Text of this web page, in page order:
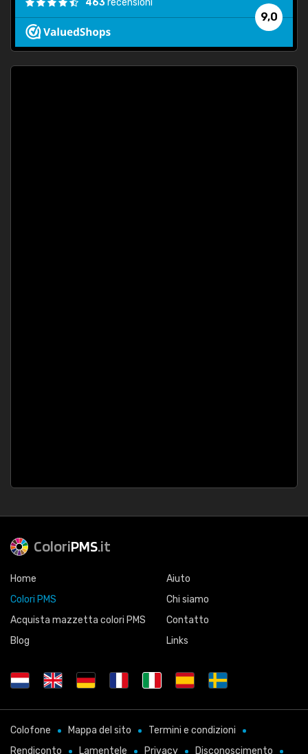
9,0
463recensioni
ColoriPMS.it
Home
Colori PMS
Acquista mazzetta colori PMS
Blog
Aiuto
Chi siamo
Contatto
Links
Colofone Mappa del sito
Termini e condizioni
Rendiconto
Lamentele Privacy Disconoscimento